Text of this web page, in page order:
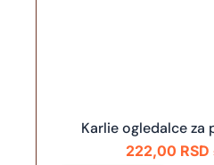
Karlie ogledalce za
222,00 RSD